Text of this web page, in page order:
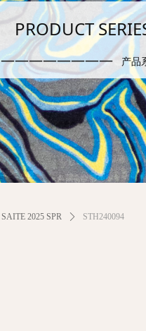
SAITE 2025 SPR ꄲ STH240094
PRODUCT
———————— 产品